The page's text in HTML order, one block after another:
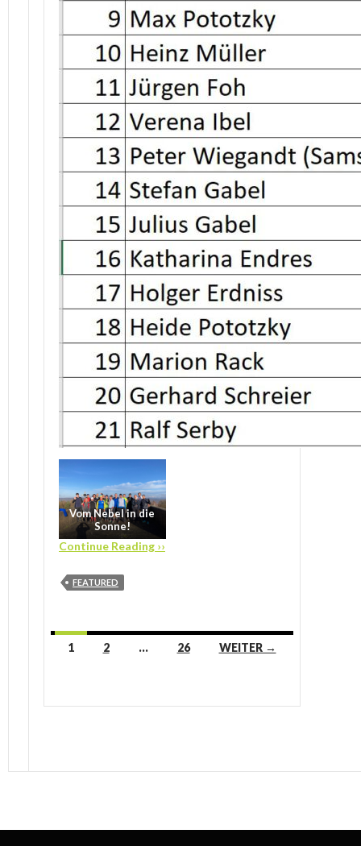
Vom Nebel in die
Sonne!
Continue Reading ››
FEATURED
Beitrags-
1 2 … 26 WEITER →